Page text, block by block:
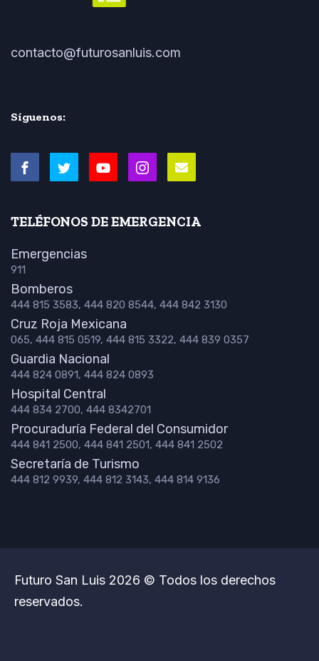
contacto@futurosanluis.com
Síguenos:
TELÉFONOS DE EMERGENCIA
Emergencias
911
Bomberos
444 815 3583, 444 820 8544, 444 842 3130
Cruz Roja Mexicana
065, 444 815 0519, 444 815 3322, 444 839 0357
Guardia Nacional
444 824 0891, 444 824 0893
Hospital Central
444 834 2700, 444 8342701
Procuraduría Federal del Consumidor
444 841 2500, 444 841 2501, 444 841 2502
Secretaría de Turismo
444 812 9939, 444 812 3143, 444 814 9136
Futuro San Luis 2026 © Todos los derechos
reservados.